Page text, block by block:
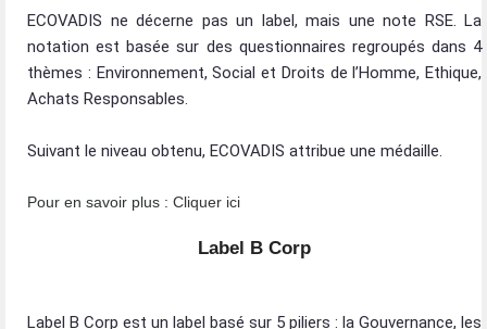
ECOVADIS ne décerne pas un label, mais une note RSE. La
notation est basée sur des questionnaires regroupés dans 4
thèmes : Environnement, Social et Droits de l’Homme, Ethique,
Achats Responsables.
Suivant le niveau obtenu, ECOVADIS attribue une médaille.
Pour en savoir plus : Cliquer ici
Label B Corp
Label B Corp est un label basé sur 5 piliers : la Gouvernance, les